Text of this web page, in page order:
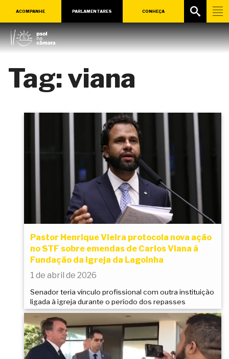
ACOMPANHE PARLAMENTARES CONHEÇA
Tag:viana
Pastor Henrique Vieira protocola nova ação
no STF sobre emendas de Carlos Viana à
Fundação da Igreja da Lagoinha
1 de abril de 2026
Senador teria vínculo profissional com outra instituição
ligada à igreja durante o período dos repasses